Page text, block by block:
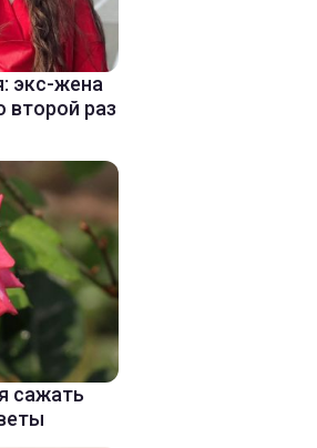
экс-жена
второй раз
сажать